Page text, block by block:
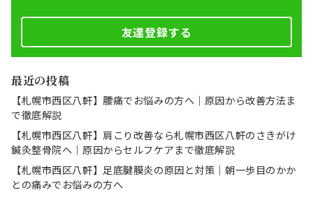
友達登録する
最近の投稿
【札幌市西区八軒】腰痛でお悩みの方へ｜原因から改善方法ま
で徹底解説
【札幌市西区八軒】肩こり改善なら札幌市西区八軒のさきがけ
鍼灸整骨院へ｜原因からセルフケアまで徹底解説
【札幌市西区八軒】足底腱膜炎の原因と対策｜朝一歩目のかか
との痛みでお悩みの方へ